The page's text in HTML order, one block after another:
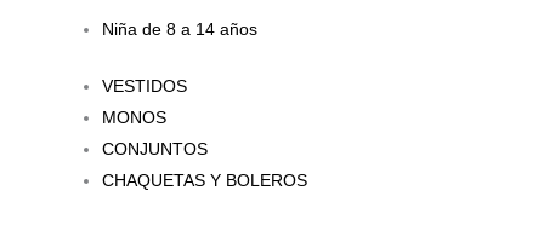
Niña de 8 a 14 años
VESTIDOS
MONOS
CONJUNTOS
CHAQUETAS Y BOLEROS